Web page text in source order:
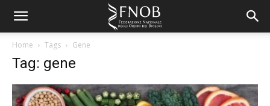
Home Tags Gene
Tag: gene